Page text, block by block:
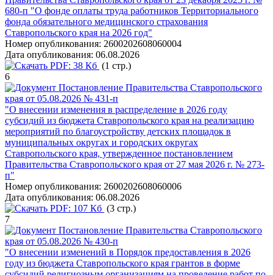
680-п "О фонде оплаты труда работников Территориального
фонда обязательного медицинского страхования
Ставропольского края на 2026 год"
Номер опубликования: 2600202608060004
Дата опубликования: 06.08.2026
PDF: 38 Кб (1 стр.)
6
Постановление Правительства Ставропольского
края от 05.08.2026 № 431-п
"О внесении изменения в распределение в 2026 году
субсидий из бюджета Ставропольского края на реализацию
мероприятий по благоустройству детских площадок в
муниципальных округах и городских округах
Ставропольского края, утвержденное постановлением
Правительства Ставропольского края от 27 мая 2026 г. № 273-
п"
Номер опубликования: 2600202608060006
Дата опубликования: 06.08.2026
PDF: 107 Кб (3 стр.)
7
Постановление Правительства Ставропольского
края от 05.08.2026 № 430-п
"О внесении изменений в Порядок предоставления в 2026
году из бюджета Ставропольского края грантов в форме